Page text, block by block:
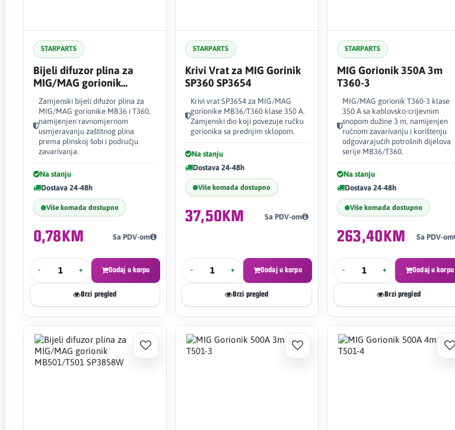
STARPARTS
Bijeli difuzor plina za
MIG/MAG gorionik
MB36/T360 SP3658W
Zamjenski bijeli difuzor plina za
MIG/MAG gorionike MB36 i T360,
namijenjen ravnomjernom
usmjeravanju zaštitnog plina
prema plinskoj šobi i području
zavarivanja.
Na stanju
Dostava 24-48h
Više komada dostupno
0,78KM Sa PDV-om
- + Dodaj u korpu
Brzi pregled
STARPARTS
Krivi Vrat za MIG Gorinik
SP360 SP3654
Krivi vrat SP3654 za MIG/MAG
gorionike MB36/T360 klase 350 A.
Zamjenski dio koji povezuje ručku
gorionika sa prednjim sklopom.
Na stanju
Dostava 24-48h
Više komada dostupno
37,50KM Sa PDV-om
- + Dodaj u korpu
Brzi pregled
STARPARTS
MIG Gorionik 350A 3m
T360-3
MIG/MAG gorionik T360-3 klase
350 A sa kablovsko-crijevnim
snopom dužine 3 m, namijenjen
ručnom zavarivanju i korištenju
odgovarajućih potrošnih dijelova
serije MB36/T360.
Na stanju
Dostava 24-48h
Više komada dostupno
263,40KM Sa PDV-om
- + Dodaj u korpu
Brzi pregled